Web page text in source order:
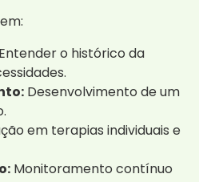
Entender o histórico da
Desenvolvimento de um
em terapias individuais e
Monitoramento contínuo